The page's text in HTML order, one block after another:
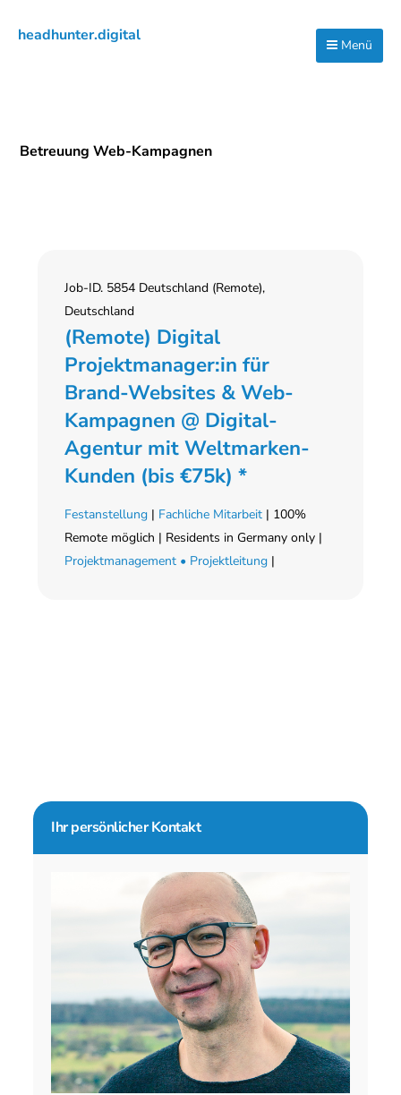
Hauptnavigation
Inhalt
Seitenspalte
headhunter.digital
Menü
Betreuung Web-Kampagnen
Job-ID. 5854 Deutschland (Remote),
Deutschland
(Remote) Digital
Projektmanager:in für
Brand-Websites & Web-
Kampagnen @ Digital-
Agentur mit Weltmarken-
Kunden (bis €75k) *
Festanstellung | Fachliche Mitarbeit | 100%
Remote möglich | Residents in Germany only |
Projektmanagement • Projektleitung |
Seitenspalte
Ihr persönlicher Kontakt